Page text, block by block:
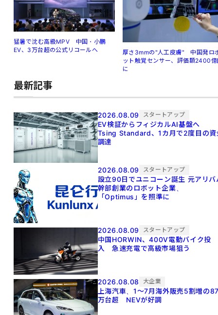
猛暑で沈む高級MPV 中国・小鵬
EV、3万台超の公式リコールへ
厚さ3mmの"人工皮膚" 中国発ロ
ット触覚センサー、評価額2400
に
最新記事
2026.08.09 スタートアップ
EV検証からフィジカルAI基盤へ
Tsing Standard、1カ月で2度目の資
調達
2026.08.09 スタートアップ
設立90日でユニコーン誕生 元アリババ
幹部創業のロボット企業、
「Optimus」を照準に
2026.08.09 スタートアップ
中国HORWIN、400V電動バイク投
入 急速充電で高級市場狙う
2026.08.08 大企業
上海汽車、1～7月海外販売5割増の
万台超 NEVが好調